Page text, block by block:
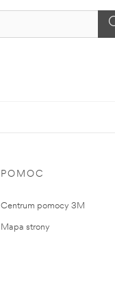
POMOC
Centrum pomocy 3M
Mapa strony